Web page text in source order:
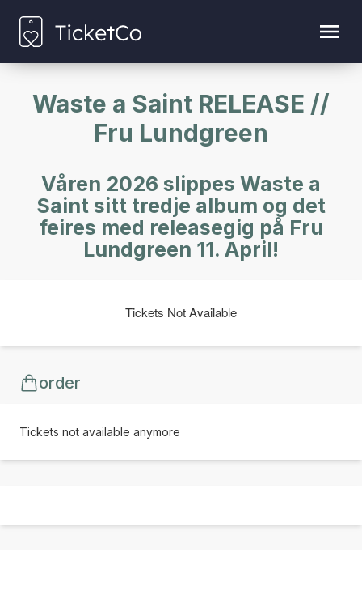
Waste a Saint RELEASE //
Fru Lundgreen
Våren 2026 slippes Waste a
Saint sitt tredje album og det
feires med releasegig på Fru
Lundgreen 11. April!
Tickets Not Available
order
Tickets not available anymore